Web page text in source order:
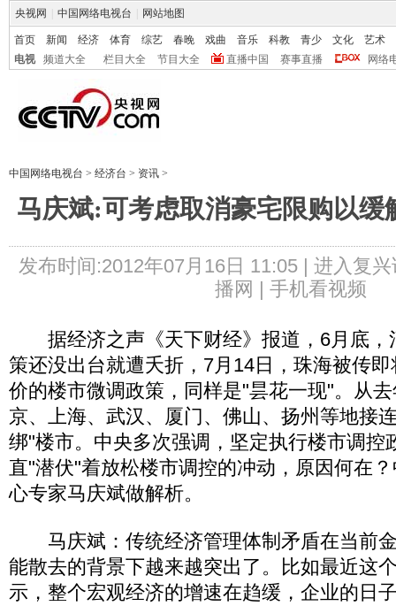
央视网 中国网络电视台 网站地图
首页 新闻 经济 体育 综艺 春晚 戏曲 音乐 科教 青少 文化
艺术
电视
频道大全 栏目大全 节目大全 直播中国 赛事直播 网络
中国网络电视台 > 经济台 > 资讯 >
马庆斌:可考虑取消豪宅限购以缓
发布时间:2012年07月16日 11:05 | 进入复兴
播网 | 手机看视频
据经济之声《天下财经》报道，6月底，
策还没出台就遭夭折，7月14日，珠海被传
价的楼市微调政策，同样是"昙花一现"。从
京、上海、武汉、厦门、佛山、扬州等地接
绑"楼市。中央多次强调，坚定执行楼市调控
直"潜伏"着放松楼市调控的冲动，原因何在
心专家马庆斌做解析。
马庆斌：传统经济管理体制矛盾在当前
能散去的背景下越来越突出了。比如最近这
示，整个宏观经济的增速在趋缓，企业的日